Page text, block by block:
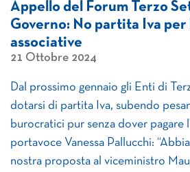
Appello del Forum Terzo
Governo: No partita Iva
associative
21 Ottobre 2024
Dal prossimo gennaio gli Enti di
dotarsi di partita Iva, subendo
burocratici pur senza dover pagare
portavoce Vanessa Pallucchi:
nostra proposta al viceministro